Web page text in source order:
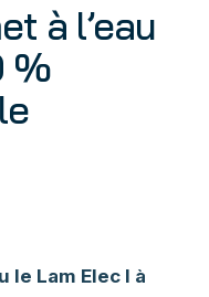
à l’eau
%
le Lam Elec I à